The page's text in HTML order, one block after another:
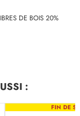
DE BOIS 20%
:
FIN DE